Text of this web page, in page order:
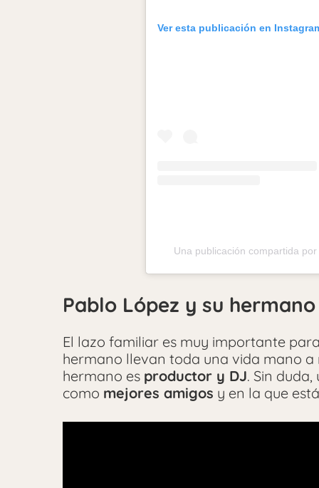
Ver esta publicación en
Una publicación compartida
Pablo López y su
El lazo familiar es muy importante
hermano llevan toda una vida mano
hermano es productor y DJ. Sin
como mejores amigos y en la que